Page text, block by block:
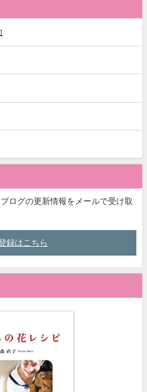
ログの更新情報をメールで受け取
録はこちら